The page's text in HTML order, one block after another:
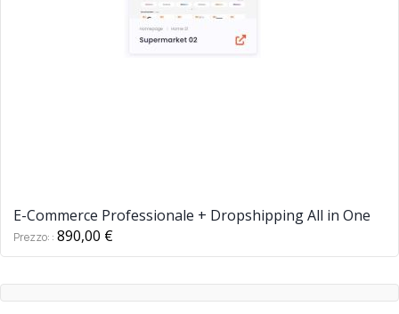
E-Commerce Professionale + Dropshipping All in One
Prezzo: 890,00 €